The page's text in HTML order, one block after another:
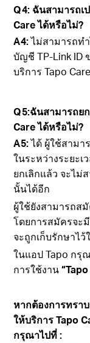
Q4: ฉันสามารถเ
Care ได้หรือไม่?
A4:ไม่สามารถท
บัญชี TP-Link ID
บริการ Tapo
Q5:ฉันสามารถย
Care ได้หรือไม่?
A5:ได้ ผู้ใช้สามา
ในระหว่างระยะ
ยกเลิกแล้ว จะไม่
นั้นได้อีก
ผู้ใช้ยังสามารถส
โดยการสมัครจะ
จะถูกเก็บรักษาไว้
ในแอปTapo กรุ
การใช้งาน
หากต้องการทรา
ให้บริการ Tapo
กรุณาไปที่ :